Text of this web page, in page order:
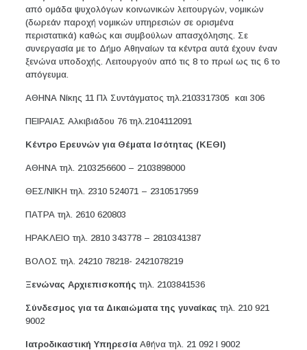
από ομάδα ψυχολόγων κοινωνικών λειτουργών, νομικών
(δωρεάν παροχή νομικών υπηρεσιών σε ορισμένα
περιστατικά) καθώς και συμβούλων απασχόλησης. Σε
συνεργασία με το Δήμο Αθηναίων τα κέντρα αυτά έχουν έναν
ξενώνα υποδοχής. Λειτουργούν από τις 8 το πρωί ως τις 6 το
απόγευμα.
ΑΘΗΝΑ Νίκης 11 Πλ Συντάγματος τηλ.2103317305 και 306
ΠΕΙΡΑΙΑΣ Αλκιβιάδου 76 τηλ.2104112091
Κέντρο Ερευνών για Θέματα Ισότητας (ΚΕΘΙ)
ΑΘΗΝΑ τηλ. 2103256600 – 2103898000
ΘΕΣ/ΝΙΚΗ τηλ. 2310 524071 – 2310517959
ΠΑΤΡΑ τηλ. 2610 620803
ΗΡΑΚΛΕΙΟ τηλ. 2810 343778 – 2810341387
ΒΟΛΟΣ τηλ. 24210 78218- 2421078219
Ξενώνας Αρχιεπισκοπής τηλ. 2103841536
Σύνδεσμος για τα Δικαιώματα της γυναίκας τηλ. 210 921
9002
Ιατροδικαστική Υπηρεσία Αθήνα τηλ. 21 092 Ι 9002